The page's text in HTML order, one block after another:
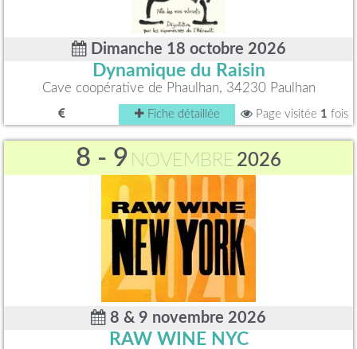
Dimanche 18 octobre 2026
Dynamique du Raisin
Cave coopérative de Phaulhan, 34230 Paulhan
Fiche détaillée Page visitée 1 fois
8 - 9 NOVEMBRE 2026
8 & 9 novembre 2026
RAW WINE NYC